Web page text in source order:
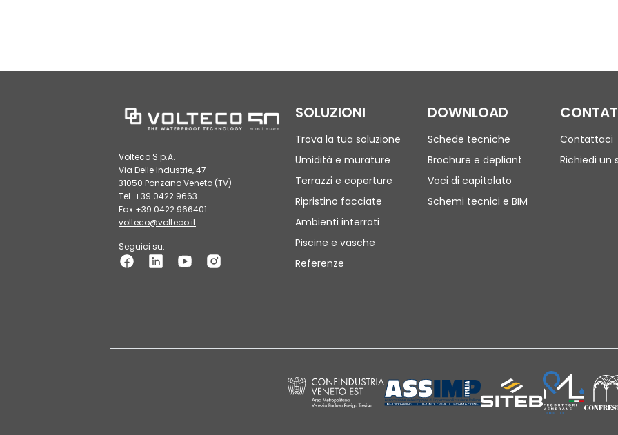
Volteco S.p.A.
Via Delle Industrie, 47
31050 Ponzano Veneto (TV)
Tel. +39.0422.9663
Fax +39.0422.966401
volteco@volteco.it
Seguici su:
SOLUZIONI
Trova la tua soluzione
Umidità e murature
Terrazzi e coperture
Ripristino facciate
Ambienti interrati
Piscine e vasche
Referenze
DOWNLOAD
Schede tecniche
Brochure e depliant
Voci di capitolato
Schemi tecnici e BIM
Contattaci
Richiedi un